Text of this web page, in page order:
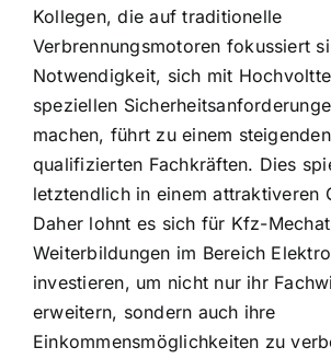
Kollegen, die auf traditionelle
Verbrennungsmotoren fokussiert
Notwendigkeit, sich mit
speziellen
machen, führt zu einem
qualifizierten Fachkräften. Dies
letztendlich in einem attraktiveren
Daher lohnt es sich für Kfz-
Weiterbildungen im Bereich
investieren, um nicht nur ihr
erweitern, sondern auch ihre
Einkommensmöglichkeiten zu